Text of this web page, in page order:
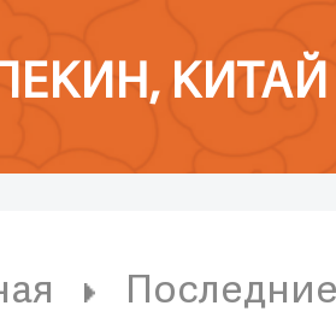
КИТАЙ